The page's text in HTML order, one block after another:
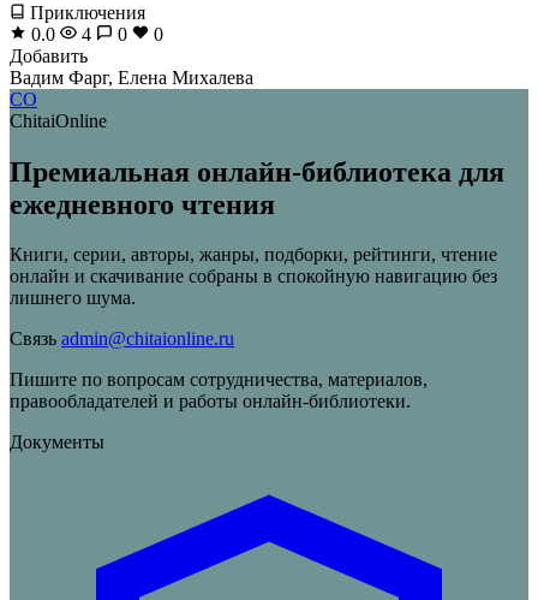
Приключения
0.0
4 0
0
Добавить
Вадим Фарг, Елена Михалева
CO
ChitaiOnline
Премиальная онлайн-библиотека для
ежедневного чтения
Книги, серии, авторы, жанры, подборки, рейтинги, чтение
онлайн и скачивание собраны в спокойную навигацию без
лишнего шума.
Связь admin@chitaionline.ru
Пишите по вопросам сотрудничества, материалов,
правообладателей и работы онлайн-библиотеки.
Документы